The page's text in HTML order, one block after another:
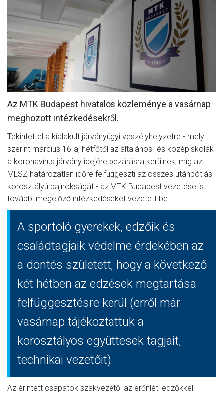
MÉRKŐZÉSEK
GALÉRIA
SZURKOLÓI ÉLMÉNYEK
AKKREDITÁCIÓ
Az MTK Budapest hivatalos közleménye a vasárnap
meghozott intézkedésekről.
Tekintettel a kialakult járványügyi veszélyhelyzetre - mely
szerint március 16-a, hétfőtől az általános- és középiskolák
a koronavírus járvány idejére bezárásra kerülnek, míg az
MLSZ határozatlan időre felfüggeszti az összes utánpótlás-
korosztályú bajnokságát - az MTK Budapest vezetése is
további megelőző intézkedéseket vezetett be.
A sportoló gyerekek, edzőik és
családtagjaik védelme érdekében az
a döntés született, hogy a következő
két hétben az edzések megtartása
felfüggesztésre kerül (erről már
vasárnap tájékoztattuk a
korosztályos együttesek tagjait,
technikai vezetőit).
Az érintett csapatok szakvezetői az erőnléti edzőkkel